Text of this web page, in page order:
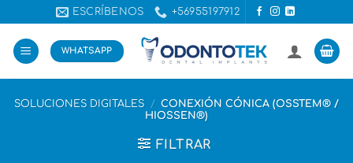
al
contenido
ESCRÍBENOS +56955197912
WHATSAPP
SOLUCIONES DIGITALES / CONEXIÓN CÓNICA (OSSTEM® /
HIOSSEN®)
FILTRAR